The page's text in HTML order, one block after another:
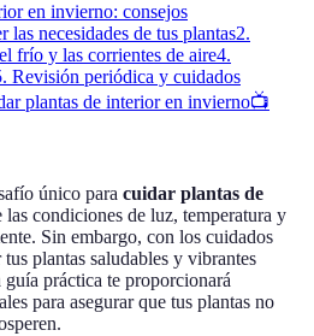
en invierno: consejos
las necesidades de tus plantas2.
frío y las corrientes de aire4.
Revisión periódica y cuidados
plantas de interior en invierno📺
único para cuidar plantas de
las condiciones de luz, temperatura y
Sin embargo, con los cuidados
plantas saludables y vibrantes
guía práctica te proporcionará
para asegurar que tus plantas no